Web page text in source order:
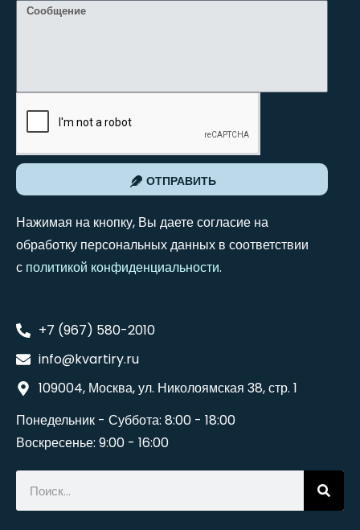
ОТПРАВИТЬ
Нажимая на кнопку, Вы даете согласие на
обработку персональных данных в соответствии
с политикой конфиденциальности.
+7 (967) 580-2010
info@kvartiry.ru
109004, Москва, ул. Николоямская 38, стр. 1
Понедельник - Суббота: 8:00 - 18:00
Воскресенье: 9:00 - 16:00